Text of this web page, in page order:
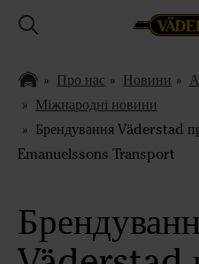
Про нас Новини
Міжнародні новини
Брендування Väderstad
Emanuelssons Transport